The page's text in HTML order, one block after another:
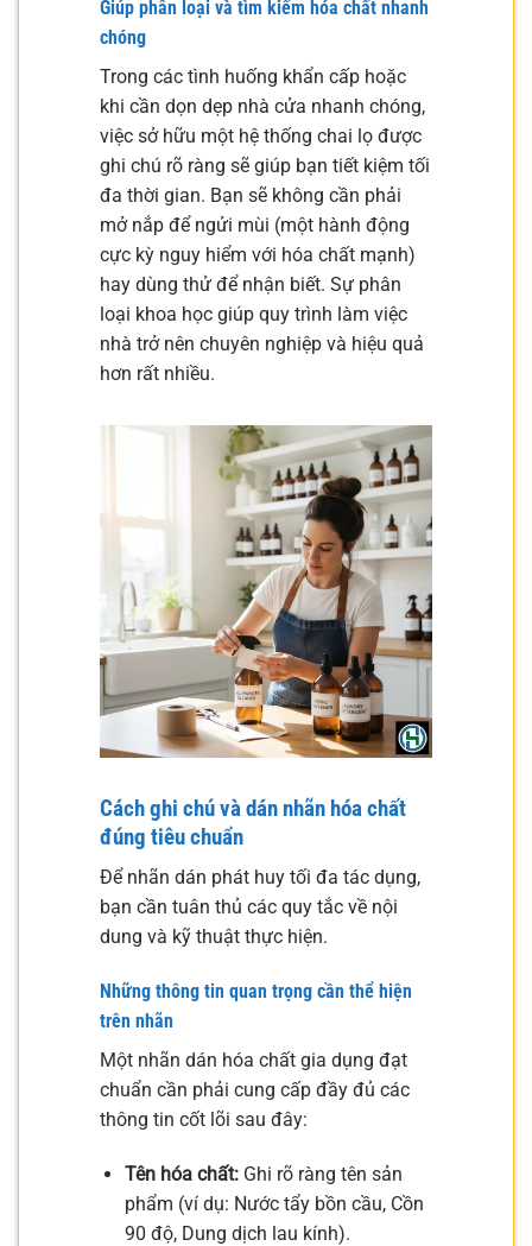
Giúp phân loại và tìm kiếm hóa chất nhanh
chóng
Trong các tình huống khẩn cấp hoặc
khi cần dọn dẹp nhà cửa nhanh chóng,
việc sở hữu một hệ thống chai lọ được
ghi chú rõ ràng sẽ giúp bạn tiết kiệm tối
đa thời gian. Bạn sẽ không cần phải
mở nắp để ngửi mùi (một hành động
cực kỳ nguy hiểm với hóa chất mạnh)
hay dùng thử để nhận biết. Sự phân
loại khoa học giúp quy trình làm việc
nhà trở nên chuyên nghiệp và hiệu quả
hơn rất nhiều.
Cách ghi chú và dán nhãn hóa chất
đúng tiêu chuẩn
Để nhãn dán phát huy tối đa tác dụng,
bạn cần tuân thủ các quy tắc về nội
dung và kỹ thuật thực hiện.
Những thông tin quan trọng cần thể hiện
trên nhãn
Một nhãn dán hóa chất gia dụng đạt
chuẩn cần phải cung cấp đầy đủ các
thông tin cốt lõi sau đây:
Tên hóa chất:Ghi rõ ràng tên sản
phẩm (ví dụ: Nước tẩy bồn cầu, Cồn
90 độ, Dung dịch lau kính).